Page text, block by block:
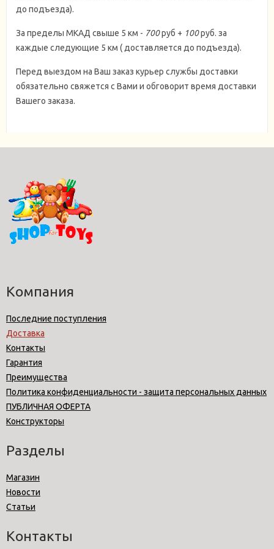
до подъезда).
За пределы МКАД свыше 5 км - 700руб + 100руб. за
каждые следующие 5 км ( доставляется до подъезда).
Перед выездом на Ваш заказ курьер службы доставки
обязательно свяжется с Вами и обговорит время доставки
Вашего заказа.
Компания
Последние поступления
Доставка
Контакты
Гарантия
Преимущества
Политика конфиденциальности - защита персональных данных
ПУБЛИЧНАЯ ОФЕРТА
Конструкторы
Разделы
Магазин
Новости
Статьи
Контакты